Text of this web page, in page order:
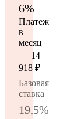
6%
Платеж
в
месяц
14
918 ₽
Базовая
ставка
19,5%